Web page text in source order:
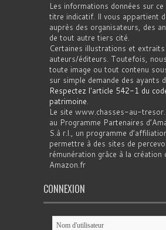
Les informations données sur
titre indicatif. Il vous appartient
auprès des organisateurs, des
de tout autre tiers cité.
Certaines illustrations et
auteurs/éditeurs. Toutefois,
toute image ou tout contenu
sur simple demande des ayants
Respectez l'article 542-1 du
patrimoine.
Le site www.chasses-au-
au Programme Partenaires
S.à r.l., un programme
permettre à des sites de
rémunération grâce à la création
Amazon.fr
CONNEXION